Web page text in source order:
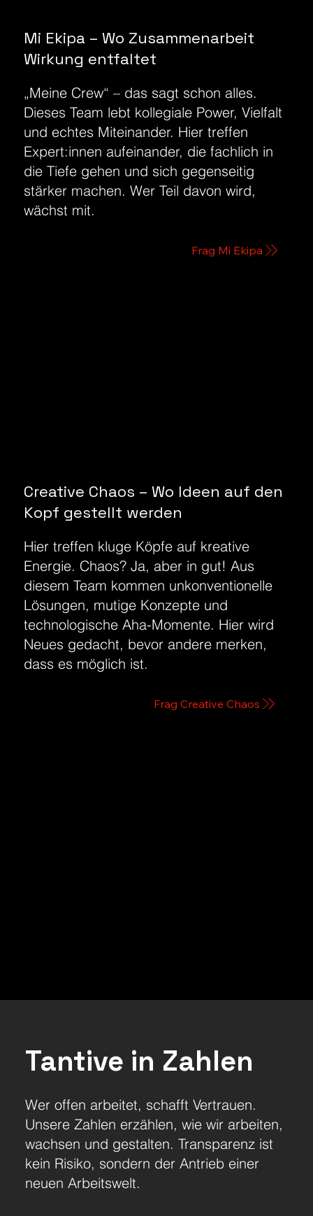
Mi Ekipa – Wo Zusammenarbeit
Wirkung entfaltet
„Meine Crew“ – das sagt schon alles.
Dieses Team lebt kollegiale Power, Vielfalt
und echtes Miteinander. Hier treffen
Expert:innen aufeinander, die fachlich in
die Tiefe gehen und sich gegenseitig
stärker machen. Wer Teil davon wird,
wächst mit.
Frag Mi Ekipa
Creative Chaos – Wo Ideen auf den
Kopf gestellt werden
Hier treffen kluge Köpfe auf kreative
Energie. Chaos? Ja, aber in gut! Aus
diesem Team kommen unkonventionelle
Lösungen, mutige Konzepte und
technologische Aha-Momente. Hier wird
Neues gedacht, bevor andere merken,
dass es möglich ist.
Frag Creative Chaos
Tantive in Zahlen
Wer offen arbeitet, schafft Vertrauen.
Unsere Zahlen erzählen, wie wir arbeiten,
wachsen und gestalten. Transparenz ist
kein Risiko, sondern der Antrieb einer
neuen Arbeitswelt.